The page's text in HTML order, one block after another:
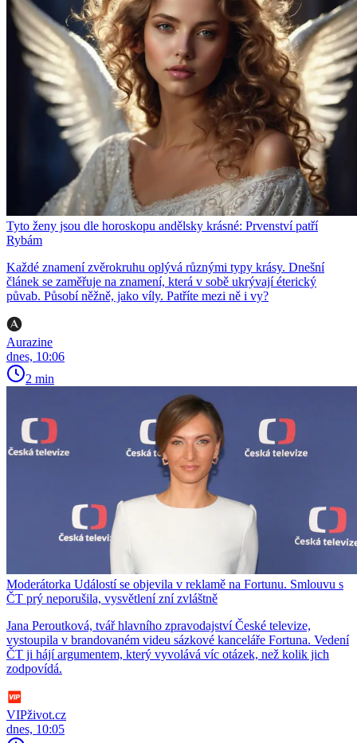
Tyto ženy jsou dle horoskopu andělsky krásné: Prvenství patří
Rybám
Každé znamení zvěrokruhu oplývá různými typy krásy. Dnešní
článek se zaměřuje na znamení, která v sobě ukrývají éterický
půvab. Působí něžně, jako víly. Patříte mezi ně i vy?
Aurazine
dnes, 10:06
2 min
Moderátorka Událostí se objevila v reklamě na Fortunu. Smlouvu s
ČT prý neporušila, vysvětlení zní zvláštně
Jana Peroutková, tvář hlavního zpravodajství České televize,
vystoupila v brandovaném videu sázkové kanceláře Fortuna. Vedení
ČT ji hájí argumentem, který vyvolává víc otázek, než kolik jich
zodpovídá.
VIPživot.cz
dnes, 10:05